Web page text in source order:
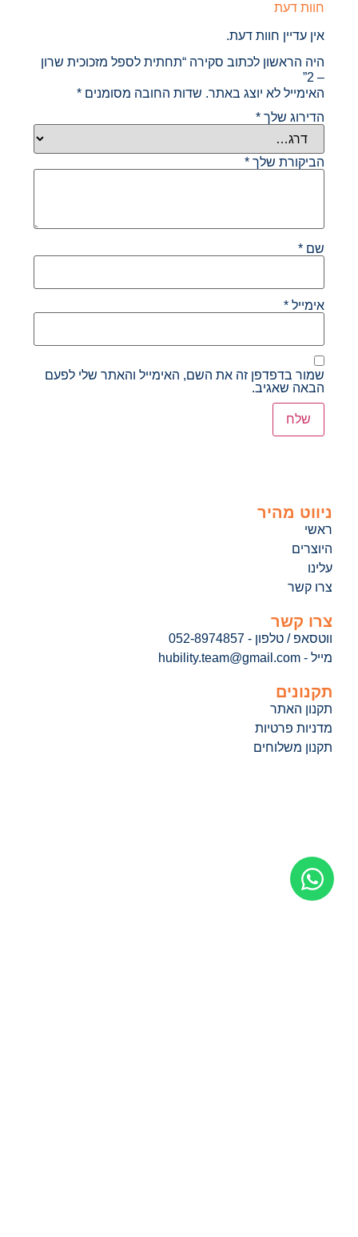
חוות דעת
אין עדיין חוות דעת.
היה הראשון לכתוב סקירה “תחתית לספל מזכוכית שרון
– 2”
האימייל לא יוצג באתר. שדות החובה מסומנים*
הדירוג שלך*
הביקורת שלך*
שם*
אימייל*
שמור בדפדפן זה את השם, האימייל והאתר שלי לפעם
הבאה שאגיב.
ניווט מהיר
ראשי
היוצרים
עלינו
צרו קשר
צרו קשר
ווטסאפ / טלפון - 052-8974857
מייל - hubility.team@gmail.com
תקנונים
תקנון האתר
מדניות פרטיות
תקנון משלוחים